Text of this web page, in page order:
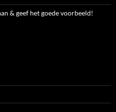
& geef het goede voorbeeld!